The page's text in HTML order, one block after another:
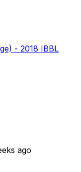
- 2018 IBBL
ago